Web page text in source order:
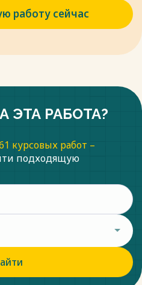
работу сейчас
ЭТА РАБОТА?
курсовых работ –
подходящую